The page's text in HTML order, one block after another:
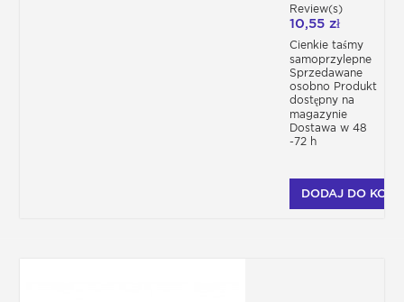
Review(s)
10,55 zł
Cienkie taśmy
samoprzylepne
Sprzedawane
osobno Produkt
dostępny na
magazynie
Dostawa w 48
-72 h
DODAJ DO